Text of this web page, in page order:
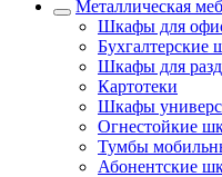
Металлическая
Шкафы для
Бухгалтерские
Шкафы для
Картотеки
Шкафы
Огнестойкие
Тумбы
Абонентские